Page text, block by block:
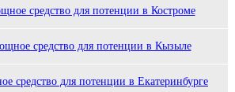
средство для потенции в Костроме
средство для потенции в Кызыле
средство для потенции в Екатеринбурге